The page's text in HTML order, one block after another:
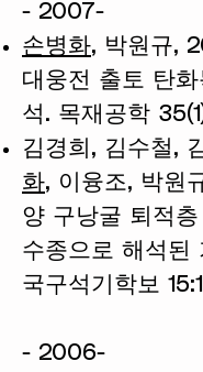
- 2007-
손병화, 박원규,
대웅전 출토 탄
석. 목재공학
김경희, 김수철,
화, 이융조, 박원
양 구낭굴 퇴적층
수종으로 해석된
국구석기학보
- 2006-